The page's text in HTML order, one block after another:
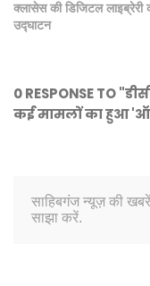
क्लासेस की डिजिटल लाइब्रेरी
उद्घाटन
0 RESPONSE TO
कई मामलों का हुआ
साहिबगंज न्यूज़ की
साझा करें.